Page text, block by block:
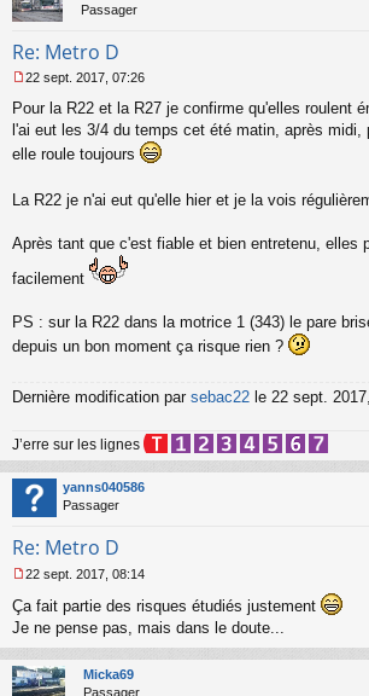
Passager
Re: Metro D
e
s
s
a
e
l
22 sept. 2017, 07:26
Pour la R22 et la R27 je confirme qu'elles roulent
l'ai eut les 3/4 du temps cet été matin, après midi,
elle roule toujours
La R22 je n'ai eut qu'elle hier et je la vois
Après tant que c'est fiable et bien entretenu, elles
facilement
PS : sur la R22 dans la motrice 1 (343) le pare
depuis un bon moment ça risque rien ?
Dernière modification par sebac22 le 22 sept.
J’erre sur les lignes
yanns040586
Passager
Re: Metro D
e
s
a
g
22 sept. 2017, 08:14
Ça fait partie des risques étudiés justement
Je ne pense pas, mais dans le doute...
Micka69
Passager